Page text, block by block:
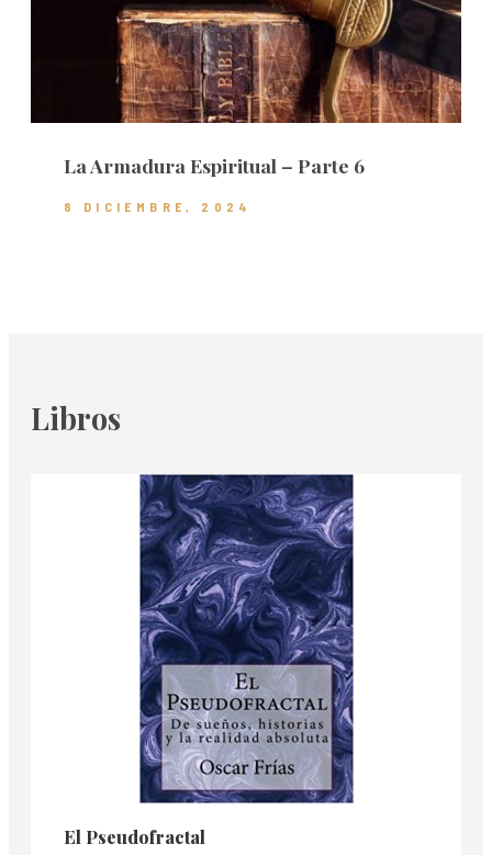
La Armadura Espiritual – Parte 6
8 DICIEMBRE, 2024
Libros
El Pseudofractal